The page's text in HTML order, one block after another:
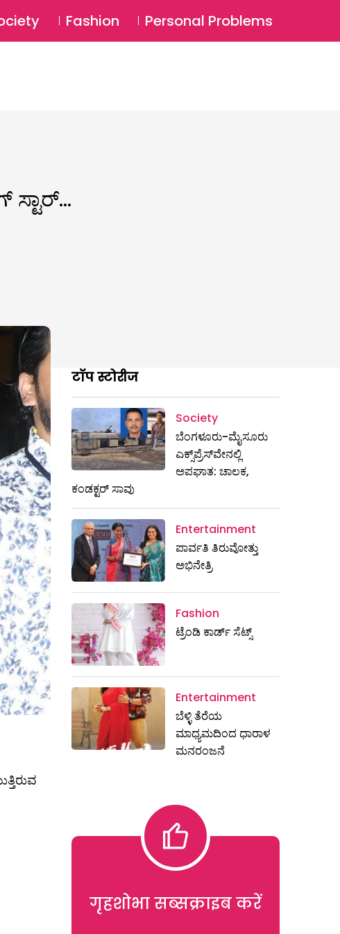
SUBSCRIBE Login ⚲
Fashion Personal Problems
टॉप स्टोरीज
Society
ಬೆಂಗಳೂರು-ಮೈಸೂರು
ಎಕ್ಸ್​ಪ್ರೆಸ್‌ವೇನಲ್ಲಿ
ಅಪಘಾತ: ಚಾಲಕ,
ಕಂಡಕ್ಟರ್ ಸಾವು
Entertainment
ಪಾರ್ವತಿ ತಿರುವೋತ್ತು
ಅಭಿನೇತ್ರಿ
Fashion
ಟ್ರೆಂಡಿ ಕಾರ್ಡ್‌ ಸೆಟ್ಸ್
Entertainment
ಬೆಳ್ಳಿ ತೆರೆಯ
ಮಾಧ್ಯಮದಿಂದ ಧಾರಾಳ
ಮನರಂಜನೆ
गृहशोभा सब्सक्राइब करें